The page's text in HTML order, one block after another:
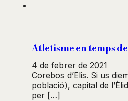
Atletisme en temps
4 de febrer de 2021
Corebos d’Elis. Si us
població), capital de
per […]